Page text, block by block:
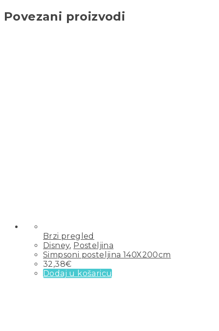
Povezani proizvodi
Brzi pregled
Disney, Posteljina
Simpsoni posteljina 140X200cm
32,38€
Dodaj u košaricu